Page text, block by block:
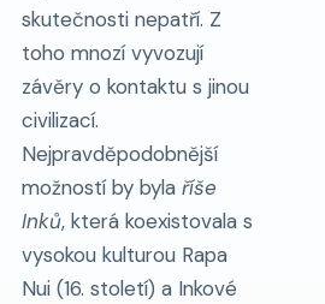
skutečnosti nepatří. Z
toho mnozí vyvozují
závěry o kontaktu s jinou
civilizací.
Nejpravděpodobnější
možností by byla říše
Inků, která koexistovala s
vysokou kulturou Rapa
Nui (16. století) a Inkové